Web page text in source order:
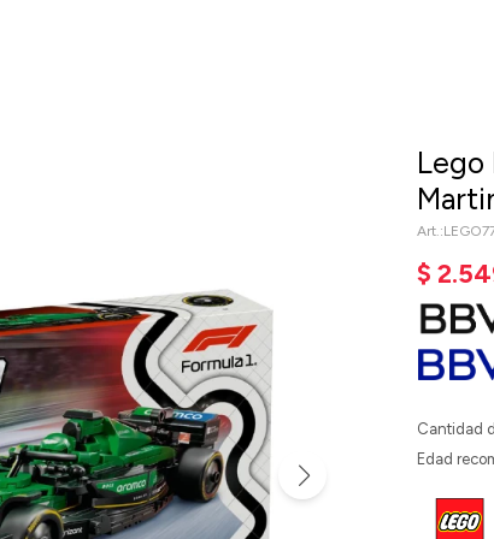
Lego
$
Cantidad
Edad